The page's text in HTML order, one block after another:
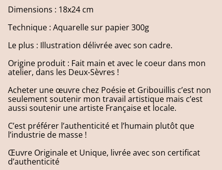
Dimensions : 18x24 cm
Technique : Aquarelle sur papier 300g
Le plus : Illustration délivrée avec son cadre.
Origine produit : Fait main et avec le coeur dans mon
atelier, dans les Deux-Sèvres !
Acheter une œuvre chez Poésie et Gribouillis c’est non
seulement soutenir mon travail artistique mais c’est
aussi soutenir une artiste Française et locale.
C’est préférer l’authenticité et l’humain plutôt que
l’industrie de masse !
Œuvre Originale et Unique, livrée avec son certificat
d’authenticité